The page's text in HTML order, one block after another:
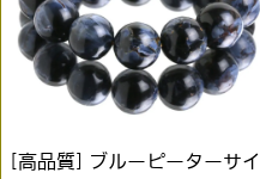
[高品質] ブルーピーターサイ